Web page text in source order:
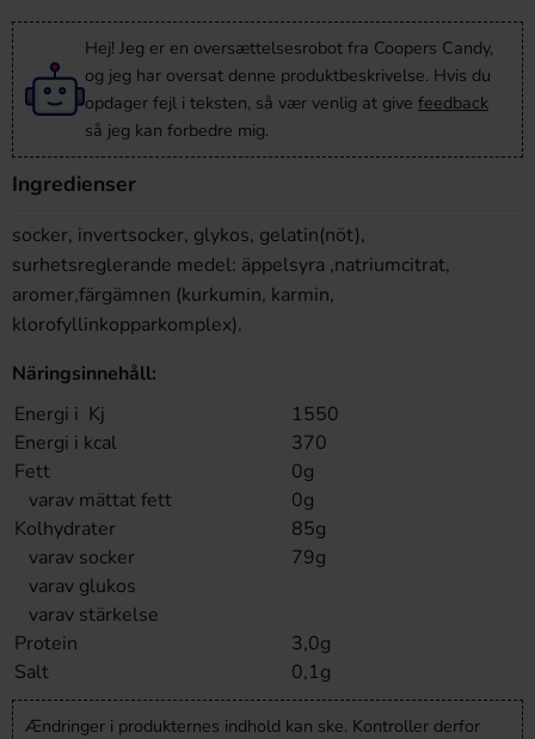
Hej! Jeg er en oversættelsesrobot fra Coopers Candy,
og jeg har oversat denne produktbeskrivelse. Hvis du
opdager fejl i teksten, så vær venlig at give feedback
så jeg kan forbedre mig.
Ingredienser
socker, invertsocker, glykos, gelatin(nöt),
surhetsreglerande medel: äppelsyra ,natriumcitrat,
aromer,färgämnen (kurkumin, karmin,
klorofyllinkopparkomplex).
Näringsinnehåll:
Energi i Kj
1550
Energi i kcal
370
Fett
0g
varav mättat fett
0g
Kolhydrater
85g
varav socker
79g
varav glukos
varav stärkelse
Protein
3,0g
Salt
0,1g
Ændringer i produkternes indhold kan ske. Kontroller derfor